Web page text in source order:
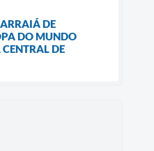
DE
DO MUNDO
DE